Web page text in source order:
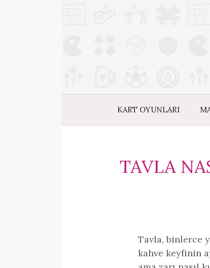
KART OYUNLARI
TAVLA
Tavla, binlerce
kahve keyfinin